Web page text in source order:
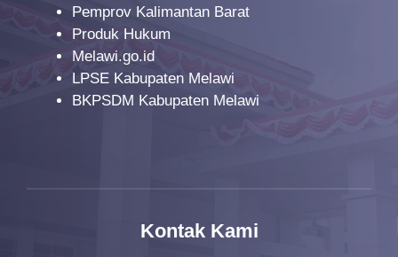
Pemprov Kalimantan Barat
Produk Hukum
Melawi.go.id
LPSE Kabupaten Melawi
BKPSDM Kabupaten Melawi
Kontak Kami